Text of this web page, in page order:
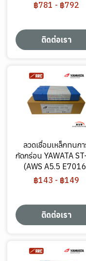
฿781 - ฿792
ติดต่อเรา
ลวดเชื่อมเหล็กทนกา
กัดกร่อน YAWATA
(AWS A5.5
฿143 - ฿149
ติดต่อเรา